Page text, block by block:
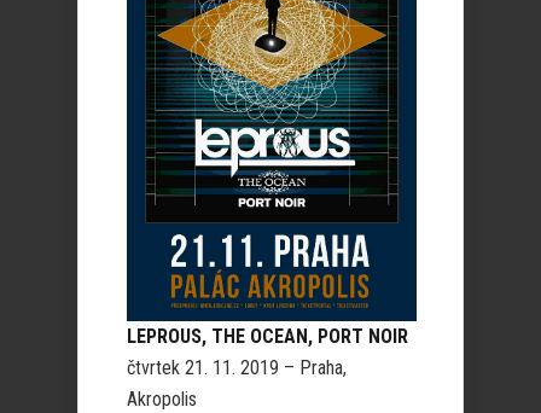
LEPROUS, THE OCEAN, PORT NOIR
čtvrtek 21. 11. 2019 – Praha,
Akropolis